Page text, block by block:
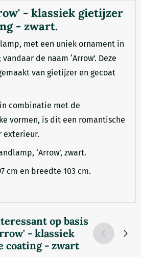
- klassiek gietijzer
- zwart.
met een uniek ornament in
de naam ‘Arrow’. Deze
van gietijzer en gecoat
combinatie met de
vormen, is dit een romantische
exterieur.
‘Arrow’, zwart.
cm en breedte 103 cm.
op basis
- klassiek
coating - zwart